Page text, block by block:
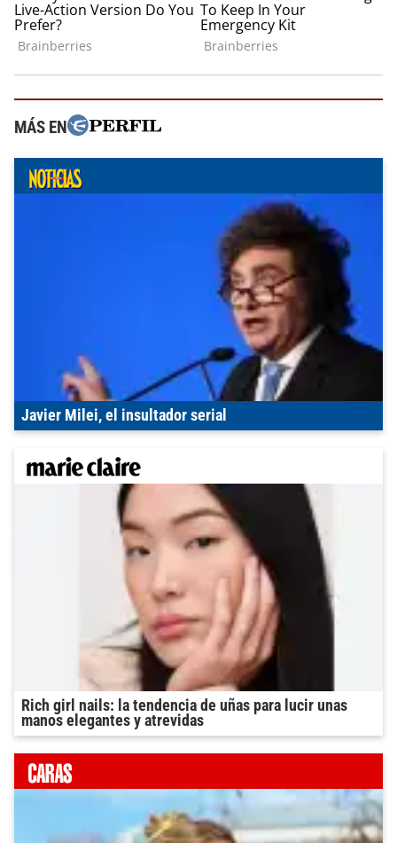
MÁS EN
Javier Milei, el insultador serial
Rich girl nails: la tendencia de uñas para lucir unas
manos elegantes y atrevidas